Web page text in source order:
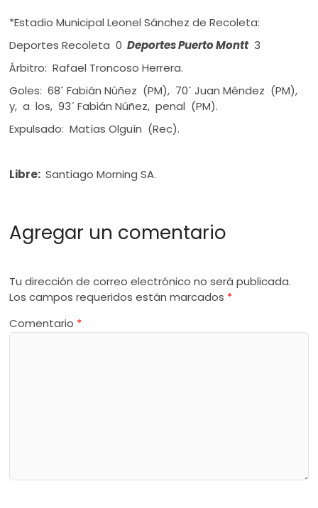
*Estadio Municipal Leonel Sánchez de Recoleta:
Deportes Recoleta 0 Deportes Puerto Montt3
Árbitro: Rafael Troncoso Herrera.
Goles: 68´ Fabián Núñez (PM), 70´ Juan Méndez (PM),
y, a los, 93´ Fabián Núñez, penal (PM).
Expulsado: Matías Olguín (Rec).
Libre: Santiago Morning SA.
Agregar un comentario
Tu dirección de correo electrónico no será publicada.
Los campos requeridos están marcados *
Comentario *